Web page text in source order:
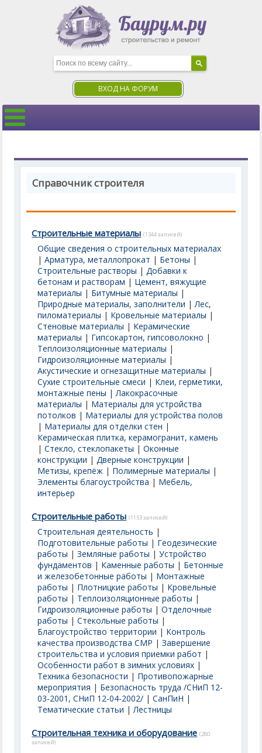
ВХОД НА ФОРУМ
Справочник строителя
Строительные материалы (1344 записей)
Общие сведения о строительных материалах
|Арматура, металлопрокат | Бетоны |
Строительные растворы |Добавки к
бетонам и растворам | Цемент, вяжущие
материалы | Битумные материалы |
Природные материалы, заполнители |Лес,
пиломатериалы | Кровельные материалы |
Стеновые материалы | Керамические
материалы | Гипсокартон, гипсоволокно |
Теплоизоляционные материалы |
Гидроизоляционные материалы |
Акустические и огнезащитные материалы |
Сухие строительные смеси | Клеи, герметики,
монтажные пены |Лакокрасочные
материалы | Материалы для устройства
потолков | Материалы для устройства полов
| Материалы для отделки стен |
Керамическая плитка, керамогранит, камень
|Стекло, стеклопакеты |Оконные
конструкции |Дверные конструкции |
Метизы, крепёж | Полимерные материалы |
Элементы благоустройства | Мебель,
интерьер
Строительные работы (1153 записей)
Строительная деятельность |
Подготовительные работы | Геодезические
работы |Земляные работы |Устройство
фундаментов | Каменные работы | Бетонные
и железобетонные работы | Монтажные
работы | Плотницкие работы | Кровельные
работы | Теплоизоляционные работы |
Гидроизоляционные работы |Отделочные
работы |Стекольные работы |
Благоустройство территории | Контроль
качества производства СМР |Завершение
строительства и условия приемки работ |
Особенности работ в зимних условиях |
Техника безопасности | Противопожарные
мероприятия | Безопасность труда /СНиП 12-
03-2001, СНиП 12-04-2002/ |СанПиН |
Тематические статьи |Лестницы
Строительная техника и оборудование (280
записей)